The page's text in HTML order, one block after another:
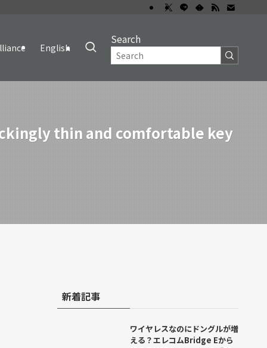
English
Search
thin and comfortable key
新着記事
ワイヤレスなのにドングルが増
える？エレコムBridge Eから